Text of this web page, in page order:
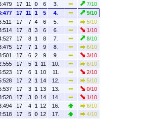
17 11 0 6 3.
7/10
17 11 1 5 4.
9/10
17 7 4 6 5.
5/10
17 8 3 6 6.
1/10
17 8 1 8 7.
8/10
17 7 1 9 8.
6/10
17 6 2 9 9.
3/10
17 5 1 11 10.
6/10
17 6 1 10 11.
2/10
17 2 1 14 12.
5/10
17 3 1 13 13.
0/10
17 3 0 14 14.
1/10
17 4 1 12 16.
6/10
17 5 0 12 17.
4/10